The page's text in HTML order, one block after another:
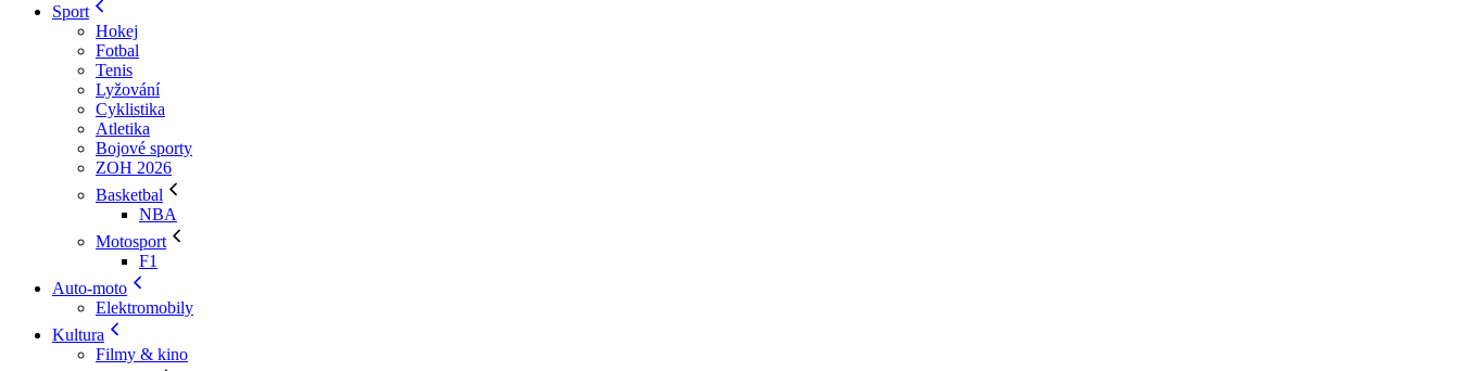
Sport
Hokej
Fotbal
Tenis
Lyžování
Cyklistika
Atletika
Bojové sporty
ZOH 2026
Basketbal
NBA
Motosport
F1
Auto-moto
Elektromobily
Kultura
Filmy & kino